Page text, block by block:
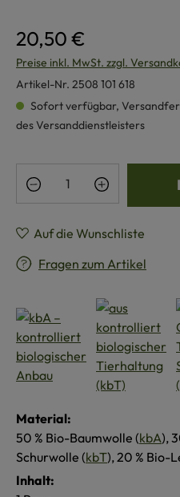
20,50 €
Preise inkl. MwSt. zzgl.
Artikel-Nr. 2508 101 618
Sofort verfügbar,
des Versanddienstleisters
Produkt Anzahl:
Auf die Wunschliste
Fragen zum Artikel
Material:
50 % Bio-Baumwolle (kbA),
Schurwolle (kbT), 20 % Bio-
Inhalt: